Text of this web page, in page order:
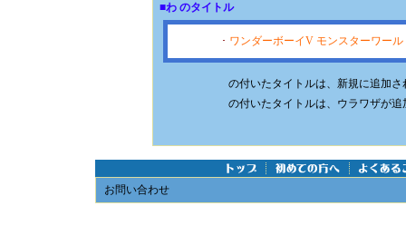
■わ のタイトル
･ ワンダーボーイV モンスターワー
の付いたタイトルは、新規に追加
の付いたタイトルは、ウラワザが
お問い合わせ